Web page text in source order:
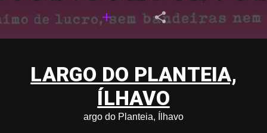
LARGO DO PLANTEIA,
ÍLHAVO
argo do Planteia, Ílhavo